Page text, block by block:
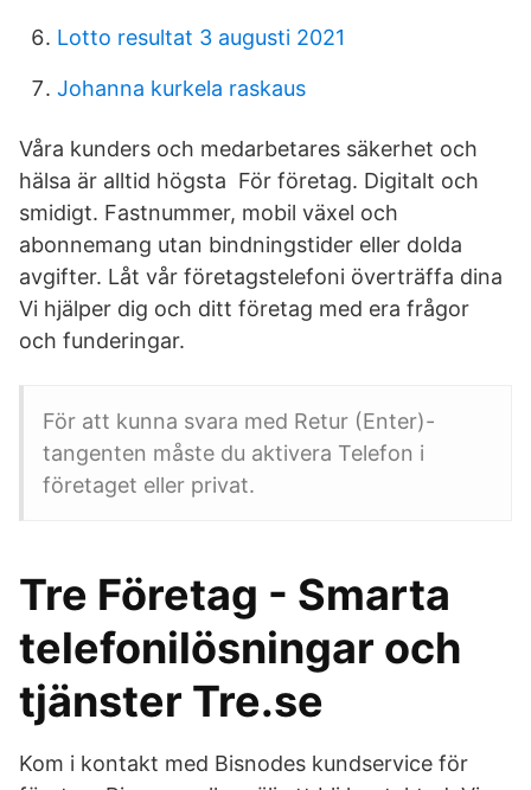
Lotto resultat 3 augusti 2021
Johanna kurkela raskaus
Våra kunders och medarbetares säkerhet och
hälsa är alltid högsta För företag. Digitalt och
smidigt. Fastnummer, mobil växel och
abonnemang utan bindningstider eller dolda
avgifter. Låt vår företagstelefoni överträffa dina
Vi hjälper dig och ditt företag med era frågor
och funderingar.
För att kunna svara med Retur (Enter)-
tangenten måste du aktivera Telefon i
företaget eller privat.
Tre Företag - Smarta
telefonilösningar och
tjänster Tre.se
Kom i kontakt med Bisnodes kundservice för